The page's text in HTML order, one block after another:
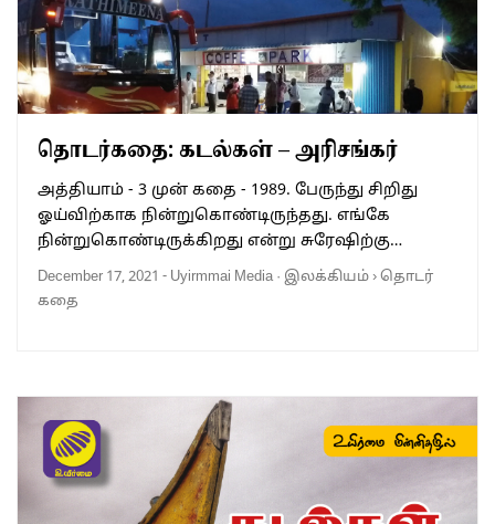
தொடர்கதை: கடல்கள் – அரிசங்கர்
அத்தியாம் - 3 முன் கதை - 1989. பேருந்து சிறிது
ஓய்விற்காக நின்றுகொண்டிருந்தது. எங்கே
நின்றுகொண்டிருக்கிறது என்று சுரேஷிற்கு…
December 17, 2021 - Uyirmmai Media · இலக்கியம்›தொடர்
கதை